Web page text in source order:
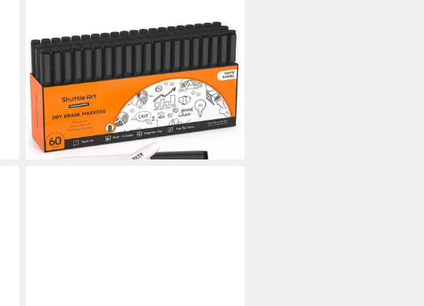
LUXUSKOLLEKTION
Whiteboard Marker Whiteboard
Stifte Set 60 schwarze Marker feine
Spitze Magnet
51,95 €
lieferbar - in 6-8 Werktagen bei dir